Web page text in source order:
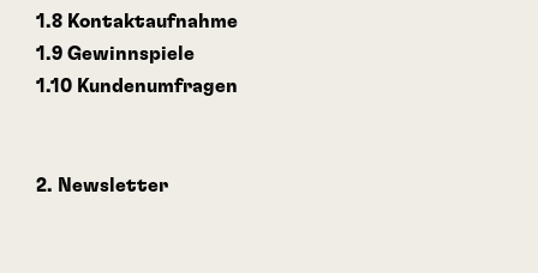
1.8 Kontaktaufnahme
1.9 Gewinnspiele
1.10 Kundenumfragen
2. Newsletter